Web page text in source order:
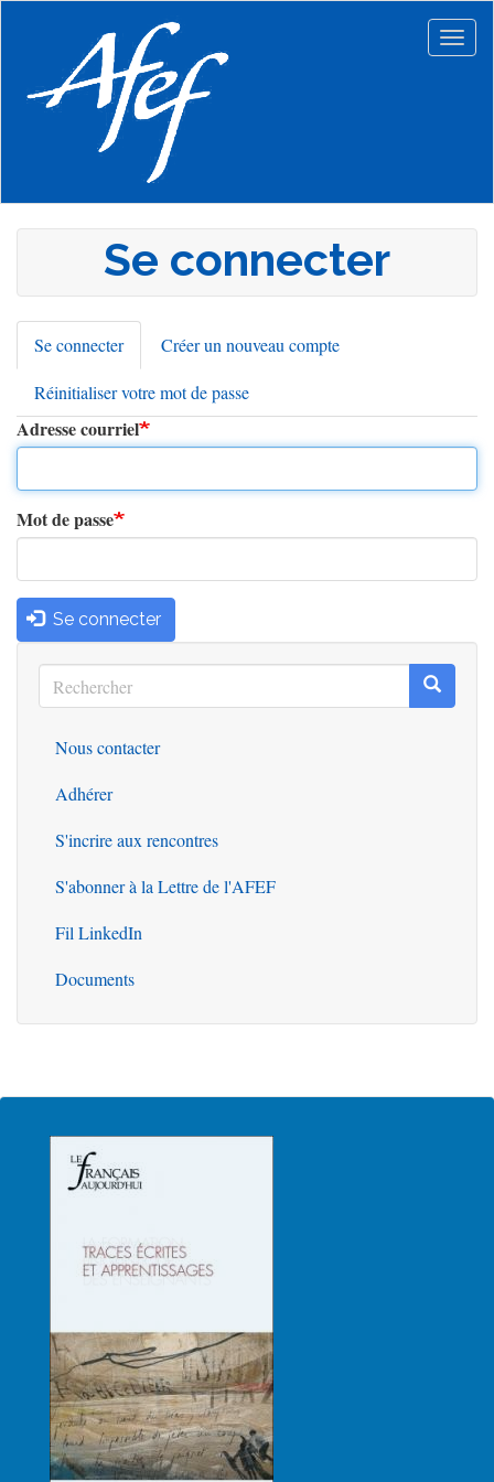
principal
Se connecter
Onglets
principaux
Se connecter(onglet
actif)
Créer un nouveau compte
Réinitialiser votre mot de passe
Adresse courriel
Mot de passe
Se connecter
Rechercher
Rechercher
Outils
Nous contacter
Adhérer
S'incrire aux rencontres
S'abonner à la Lettre de l'AFEF
Fil LinkedIn
Documents